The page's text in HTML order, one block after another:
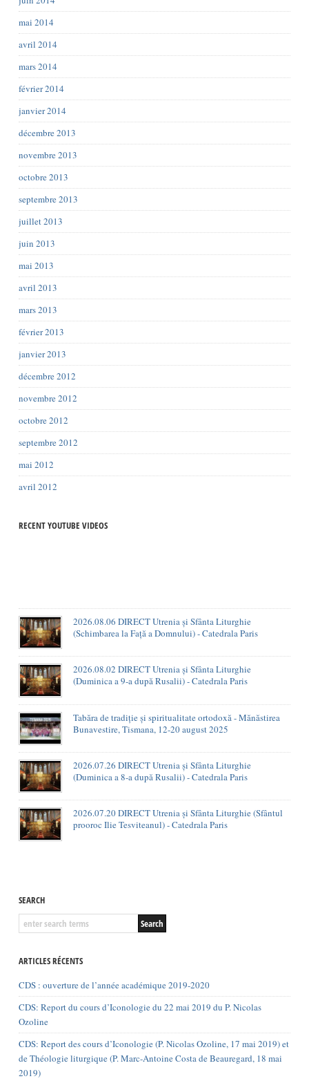
mai 2014
avril 2014
mars 2014
février 2014
janvier 2014
décembre 2013
novembre 2013
octobre 2013
septembre 2013
juillet 2013
juin 2013
mai 2013
avril 2013
mars 2013
février 2013
janvier 2013
décembre 2012
novembre 2012
octobre 2012
septembre 2012
mai 2012
avril 2012
RECENT YOUTUBE VIDEOS
2026.08.06 DIRECT Utrenia și Sfânta Liturghie
(Schimbarea la Față a Domnului) - Catedrala Paris
2026.08.02 DIRECT Utrenia și Sfânta Liturghie
(Duminica a 9-a după Rusalii) - Catedrala Paris
Tabăra de tradiție și spiritualitate ortodoxă - Mănăstirea
Bunavestire, Tismana, 12-20 august 2025
2026.07.26 DIRECT Utrenia și Sfânta Liturghie
(Duminica a 8-a după Rusalii) - Catedrala Paris
2026.07.20 DIRECT Utrenia și Sfânta Liturghie (Sfântul
prooroc Ilie Tesviteanul) - Catedrala Paris
SEARCH
ARTICLES RÉCENTS
CDS : ouverture de l’année académique 2019-2020
CDS: Report du cours d’Iconologie du 22 mai 2019 du P. Nicolas
Ozoline
CDS: Report des cours d’Iconologie (P. Nicolas Ozoline, 17 mai 2019) et
de Théologie liturgique (P. Marc-Antoine Costa de Beauregard, 18 mai
2019)